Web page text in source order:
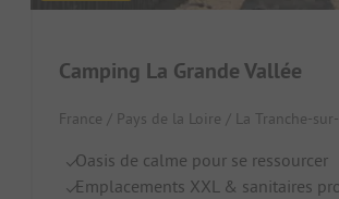
Camping La Grande Vallée
France / Pays de la Loire / La Tranche-
Oasis de calme pour se ressourcer
Emplacements XXL & sanitaires